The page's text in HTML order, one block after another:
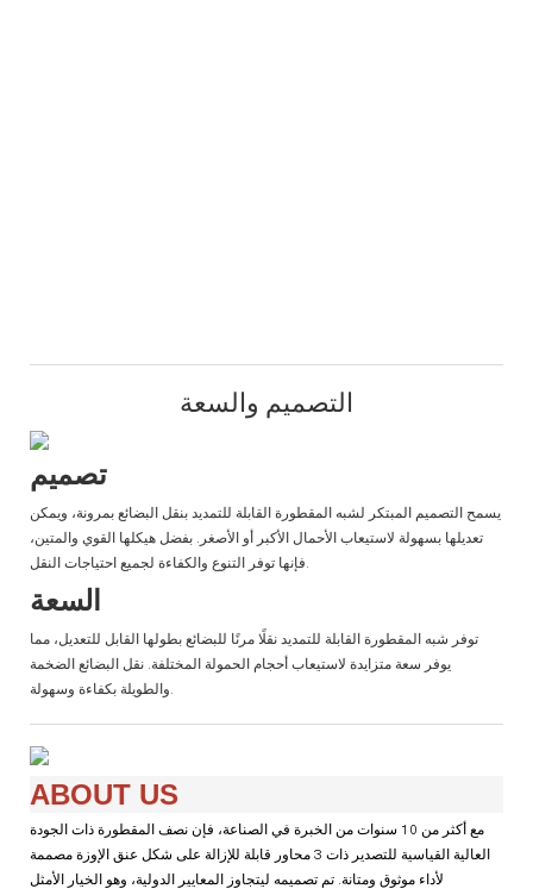
التصميم والسعة
تصميم
يسمح التصميم المبتكر لشبه المقطورة القابلة للتمديد بنقل البضائع بمرونة، ويمكن
تعديلها بسهولة لاستيعاب الأحمال الأكبر أو الأصغر. بفضل هيكلها القوي والمتين،
فإنها توفر التنوع والكفاءة لجميع احتياجات النقل.
السعة
توفر شبه المقطورة القابلة للتمديد نقلًا مرنًا للبضائع بطولها القابل للتعديل، مما
يوفر سعة متزايدة لاستيعاب أحجام الحمولة المختلفة. نقل البضائع الضخمة
والطويلة بكفاءة وسهولة.
ABOUT US
مع أكثر من 10 سنوات من الخبرة في الصناعة، فإن نصف المقطورة ذات الجودة
العالية القياسية للتصدير ذات 3 محاور قابلة للإزالة على شكل عنق الإوزة مصممة
لأداء موثوق ومتانة. تم تصميمه ليتجاوز المعايير الدولية، وهو الخيار الأمثل